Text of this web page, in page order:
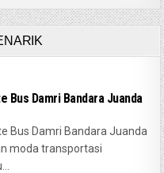
Bus Damri Bandara Juanda
Bus Damri Bandara Juanda
moda transportasi